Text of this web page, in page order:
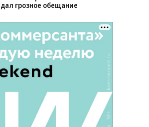
Заставим раскаяться: союзник России
дал грозное обещание